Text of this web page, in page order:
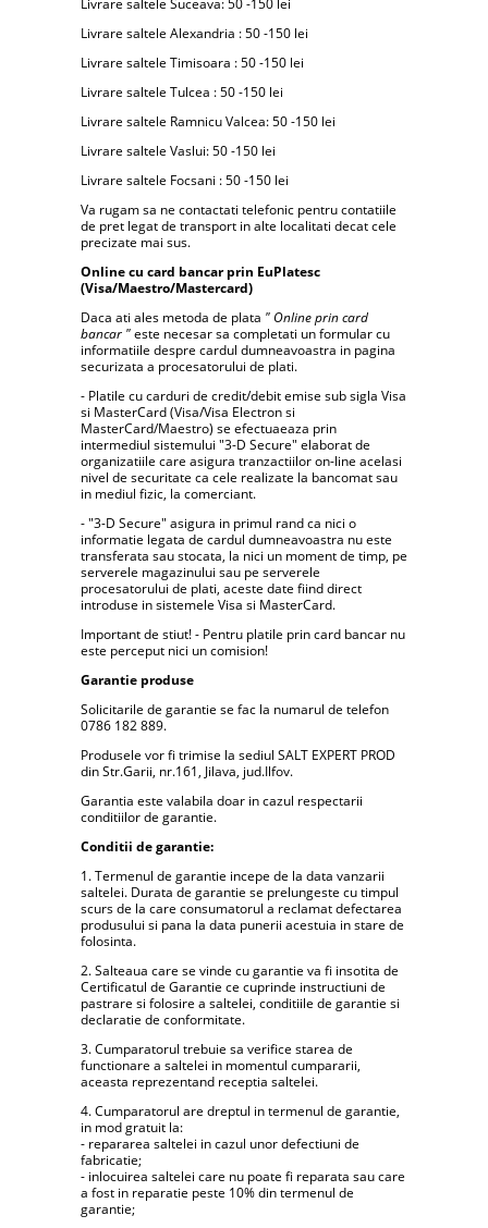
Livrare saltele Suceava: 50 -150 lei
Livrare saltele Alexandria : 50 -150 lei
Livrare saltele Timisoara : 50 -150 lei
Livrare saltele Tulcea : 50 -150 lei
Livrare saltele Ramnicu Valcea: 50 -150 lei
Livrare saltele Vaslui: 50 -150 lei
Livrare saltele Focsani : 50 -150 lei
Va rugam sa ne contactati telefonic pentru contatiile
de pret legat de transport in alte localitati decat cele
precizate mai sus.
Online cu card bancar prin EuPlatesc
(Visa/Maestro/Mastercard)
Daca ati ales metoda de plata " Online prin card
bancar "este necesar sa completati un formular cu
informatiile despre cardul dumneavoastra in pagina
securizata a procesatorului de plati.
- Platile cu carduri de credit/debit emise sub sigla Visa
si MasterCard (Visa/Visa Electron si
MasterCard/Maestro) se efectuaeaza prin
intermediul sistemului "3-D Secure" elaborat de
organizatiile care asigura tranzactiilor on-line acelasi
nivel de securitate ca cele realizate la bancomat sau
in mediul fizic, la comerciant.
- "3-D Secure" asigura in primul rand ca nici o
informatie legata de cardul dumneavoastra nu este
transferata sau stocata, la nici un moment de timp, pe
serverele magazinului sau pe serverele
procesatorului de plati, aceste date fiind direct
introduse in sistemele Visa si MasterCard.
Important de stiut! - Pentru platile prin card bancar nu
este perceput nici un comision!
Garantie produse
Solicitarile de garantie se fac la numarul de telefon
0786 182 889.
Produsele vor fi trimise la sediul SALT EXPERT PROD
din Str.Garii, nr.161, Jilava, jud.Ilfov.
Garantia este valabila doar in cazul respectarii
conditiilor de garantie.
Conditii de garantie:
1. Termenul de garantie incepe de la data vanzarii
saltelei. Durata de garantie se prelungeste cu timpul
scurs de la care consumatorul a reclamat defectarea
produsului si pana la data punerii acestuia in stare de
folosinta.
2. Salteaua care se vinde cu garantie va fi insotita de
Certificatul de Garantie ce cuprinde instructiuni de
pastrare si folosire a saltelei, conditiile de garantie si
declaratie de conformitate.
3. Cumparatorul trebuie sa verifice starea de
functionare a saltelei in momentul cumpararii,
aceasta reprezentand receptia saltelei.
4. Cumparatorul are dreptul in termenul de garantie,
in mod gratuit la:
- repararea saltelei in cazul unor defectiuni de
fabricatie;
- inlocuirea saltelei care nu poate fi reparata sau care
a fost in reparatie peste 10% din termenul de
garantie;